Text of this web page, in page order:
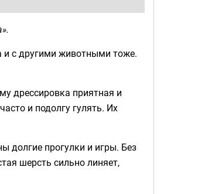
с другими животными тоже.
дрессировка приятная и
и подолгу гулять. Их
долгие прогулки и игры. Без
шерсть сильно линяет,